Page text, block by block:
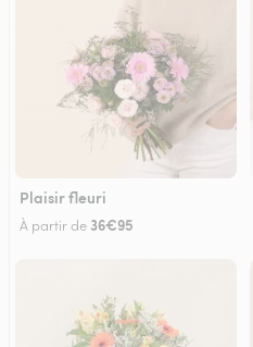
Plaisir fleuri
À partir de 36€95